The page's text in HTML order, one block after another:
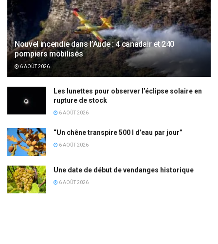
Nouvel incendie dans l’Aude : 4 canadair et 240
pompiers mobilisés
6 AOÛT 2026
Les lunettes pour observer l’éclipse solaire en
rupture de stock
6 AOÛT 2026
“Un chêne transpire 500 l d’eau par jour”
6 AOÛT 2026
Une date de début de vendanges historique
6 AOÛT 2026